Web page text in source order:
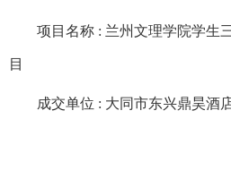
项目名称 : 兰州文理学院学生
目
成交单位 : 大同市东兴鼎昊酒